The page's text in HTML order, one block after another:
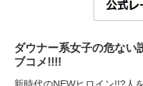
ダウナー系女子の危ない
ブコメ!!!!